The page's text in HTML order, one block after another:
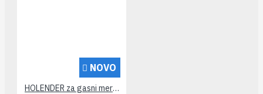
NOVO
HOLENDER za gasni merac G4, G6 5/4" x 3/4" TDM